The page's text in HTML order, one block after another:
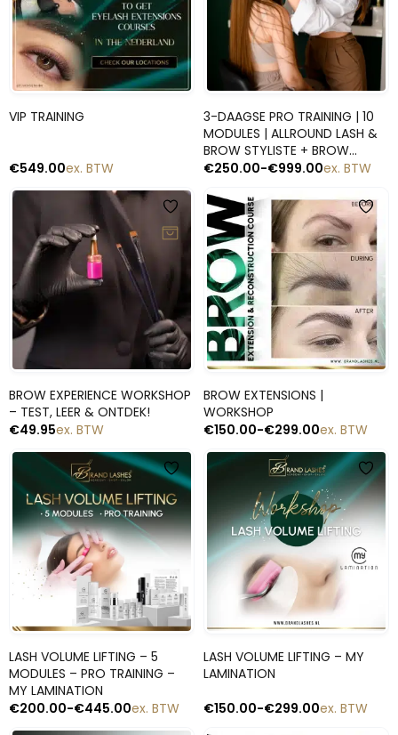
VIP TRAINING
€549.00ex. BTW
3-DAAGSE PRO TRAINING | 10
MODULES | ALLROUND LASH &
BROW STYLISTE + BROW
EXTENSIONS
€250.00-€999.00ex. BTW
BROW EXPERIENCE WORKSHOP
– TEST, LEER & ONTDEK!
€49.95ex. BTW
BROW EXTENSIONS |
WORKSHOP
€150.00-€299.00ex. BTW
LASH VOLUME LIFTING – 5
MODULES – PRO TRAINING –
MY LAMINATION
€200.00-€445.00ex. BTW
LASH VOLUME LIFTING – MY
LAMINATION
€150.00-€299.00ex. BTW